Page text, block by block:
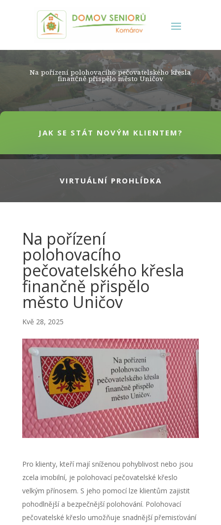
Na pořízení polohovacího pečovatelského křesla
finančně přispělo město Uničov
JAK SE STÁT NOVÝM KLIENTEM?
VIRTUÁLNÍ PROHLÍDKA
Na pořízení
polohovacího
pečovatelského křesla
finančně přispělo
město Uničov
Kvě 28, 2025
Pro klienty, kteří mají sníženou pohyblivost nebo jsou
zcela imobilní, je polohovací pečovatelské křeslo
velkým přínosem. S jeho pomocí lze klientům zajistit
pohodlnější a bezpečnější polohování. Polohovací
pečovatelské křeslo umožňuje snadnější přemisťování